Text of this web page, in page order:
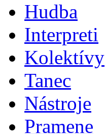
Hudba
Interpreti
Kolektívy
Tanec
Nástroje
Pramene